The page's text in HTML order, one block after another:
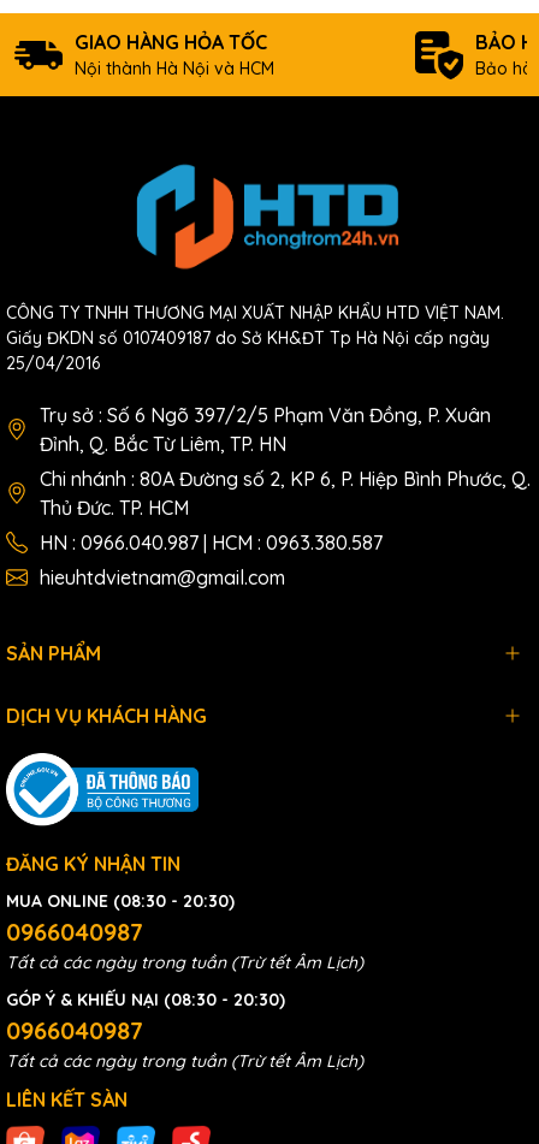
GIAO HÀNG HỎA TỐC
Nội thành Hà Nội và HCM
BẢO
Bảo
CÔNG TY TNHH THƯƠNG MẠI XUẤT NHẬP KHẨU HTD VIỆT NAM.
Giấy ĐKDN số 0107409187 do Sở KH&ĐT Tp Hà Nội cấp ngày
25/04/2016
Trụ sở : Số 6 Ngõ 397/2/5 Phạm Văn Đồng, P. Xuân
Đỉnh, Q. Bắc Từ Liêm, TP. HN
Chi nhánh : 80A Đường số 2, KP 6, P. Hiệp Bình Phước, Q.
Thủ Đức. TP. HCM
HN : 0966.040.987 | HCM : 0963.380.587
hieuhtdvietnam@gmail.com
SẢN PHẨM
DỊCH VỤ KHÁCH HÀNG
ĐĂNG KÝ NHẬN TIN
MUA ONLINE (08:30 - 20:30)
0966040987
Tất cả các ngày trong tuần (Trừ tết Âm Lịch)
GÓP Ý & KHIẾU NẠI (08:30 - 20:30)
0966040987
Tất cả các ngày trong tuần (Trừ tết Âm Lịch)
LIÊN KẾT SÀN